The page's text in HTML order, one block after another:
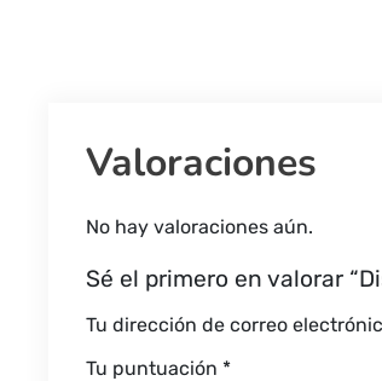
Valoraciones
No hay valoraciones aún.
Sé el primero en valorar
Tu dirección de correo
Tu puntuación *